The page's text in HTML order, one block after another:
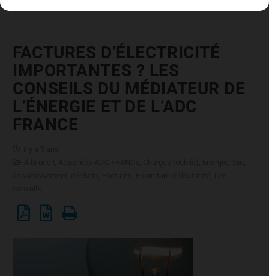
FACTURES D’ÉLECTRICITÉ
IMPORTANTES ? LES
CONSEILS DU MÉDIATEUR DE
L’ÉNERGIE ET DE L’ADC
FRANCE